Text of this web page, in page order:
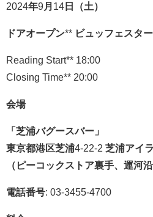
2024年9月 14 日（土）
ドアオープン** ビュッフェスタ
Reading Start** 18:00
Closing Time** 20:00
会場
「芝浦バグースバー」
東京都港区芝浦4-22-2 芝浦アイ
（ピーコックストア裏手、運河沿
電話番号: 03-3455-4700